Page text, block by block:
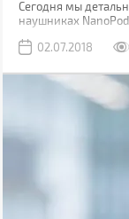
Сегодня мы
наушниках
позиционирует
02.07.2018